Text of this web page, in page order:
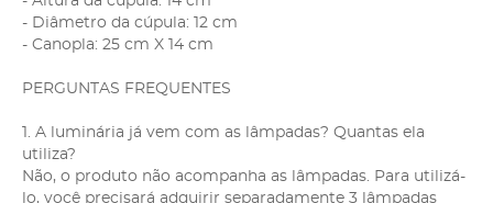
- Diâmetro da cúpula: 12 cm
- Canopla: 25 cm X 14 cm
PERGUNTAS FREQUENTES
1. A luminária já vem com as lâmpadas? Quantas ela
utiliza?
Não, o produto não acompanha as lâmpadas. Para utilizá-
lo, você precisará adquirir separadamente 3 lâmpadas